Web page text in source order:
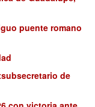
puente romano
de